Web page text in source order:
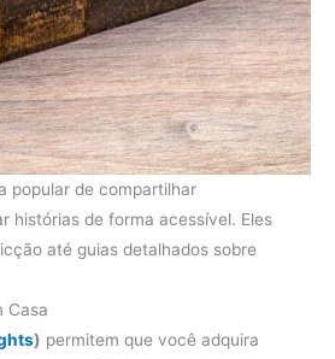
popular de compartilhar
histórias de forma acessível. Eles
até guias detalhados sobre
Casa
) permitem que você adquira